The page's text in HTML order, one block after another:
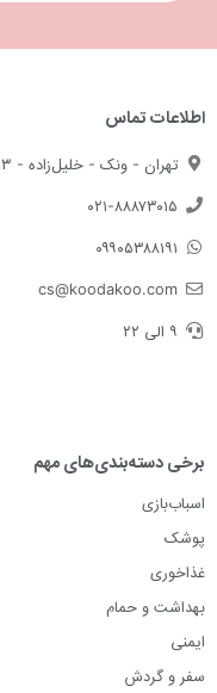
اطلاعات تماس
تهران - ونک - خلیل‌زاده - ۵۳
۰۲۱-۸۸۸۷۳۰۱۵
۰۹۹۰۵۳۸۸۱۹۱
cs@koodakoo.com
۹ الی ۲۲
برخی دسته‌بندی‌های مهم
اسباب‌بازی
پوشک
غذاخوری
بهداشت و حمام
ایمنی
سفر و گردش